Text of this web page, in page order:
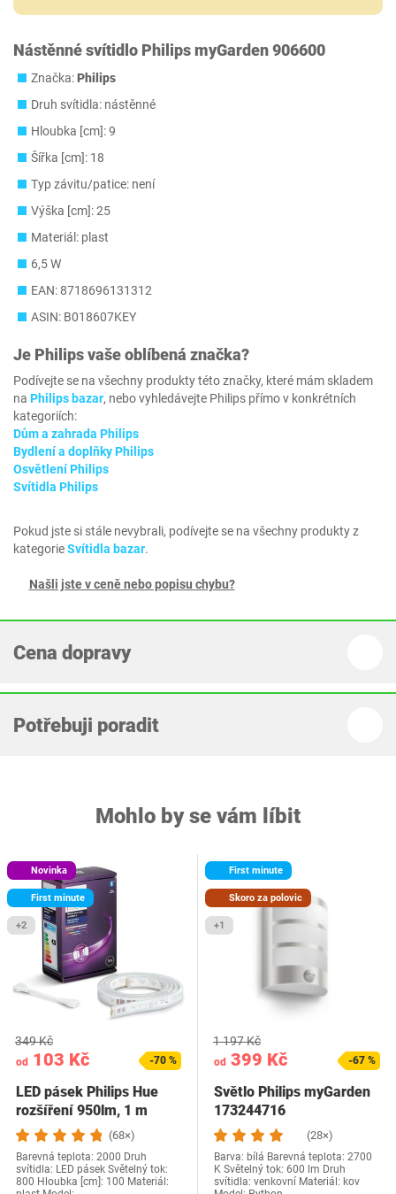
Nástěnné svítidlo Philips myGarden 906600
Značka:Philips
Druh svítidla: nástěnné
Hloubka [cm]: 9
Šířka [cm]: 18
Typ závitu/patice: není
Výška [cm]: 25
Materiál: plast
6,5 W
EAN: 8718696131312
ASIN: B018607KEY
Je Philipsvaše oblíbená značka?
Podívejte se na všechny produkty této značky, které mám skladem
na Philips bazar, nebo vyhledávejte Philips přímo v konkrétních
kategoriích:
Dům a zahrada Philips
Bydlení a doplňky Philips
Osvětlení Philips
Svítidla Philips
Pokud jste si stále nevybrali, podívejte se na všechny produkty z
kategorieSvítidla bazar.
Našli jste v ceně nebo popisu chybu?
Cena dopravy
Potřebuji poradit
Mohlo by se vám líbit
Novinka
First minute
+2
od 103 Kč
349 Kč
-70 %
LED pásek Philips Hue
rozšíření 950lm, 1 m
(68×)
Barevná teplota: 2000 Druh
svítidla: LED pásek Světelný tok:
800 Hloubka [cm]: 100 Materiál:
First minute
Skoro za polovic
+1
od 399 Kč
1 197 Kč
-67 %
Světlo Philips myGarden
173244716
(28×)
Barva: bílá Barevná teplota: 2700
K Světelný tok: 600 lm Druh
svítidla: venkovní Materiál: kov